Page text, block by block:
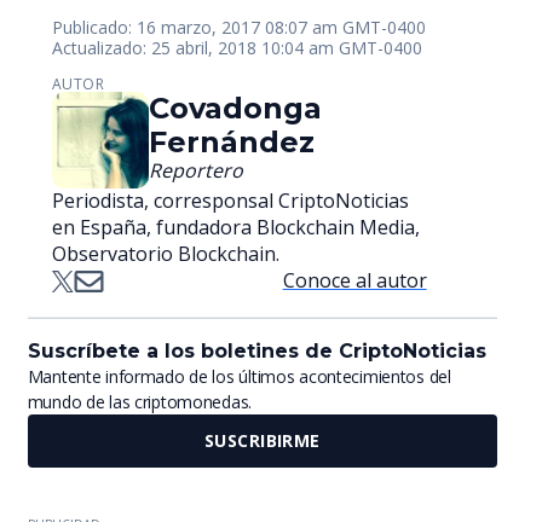
Publicado: 16 marzo, 2017 08:07 am GMT-0400
Actualizado: 25 abril, 2018 10:04 am GMT-0400
AUTOR
Covadonga
Fernández
Reportero
Periodista, corresponsal CriptoNoticias
en España, fundadora Blockchain Media,
Observatorio Blockchain.
Conoce al autor
Suscríbete a los boletines de CriptoNoticias
Mantente informado de los últimos acontecimientos del
mundo de las criptomonedas.
SUSCRIBIRME